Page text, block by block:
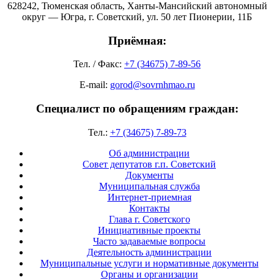
628242, Тюменская область, Ханты-Мансийский автономный
округ — Югра, г. Советский, ул. 50 лет Пионерии, 11Б
Приёмная:
Тел. / Факс: +7 (34675) 7-89-56
E-mail: gorod@sovrnhmao.ru
Специалист по обращениям граждан:
Тел.: +7 (34675) 7-89-73
Об администрации
Совет депутатов г.п. Советский
Документы
Муниципальная служба
Интернет-приемная
Контакты
Глава г. Советского
Инициативные проекты
Часто задаваемые вопросы
Деятельность администрации
Муниципальные услуги и нормативные документы
Органы и организации